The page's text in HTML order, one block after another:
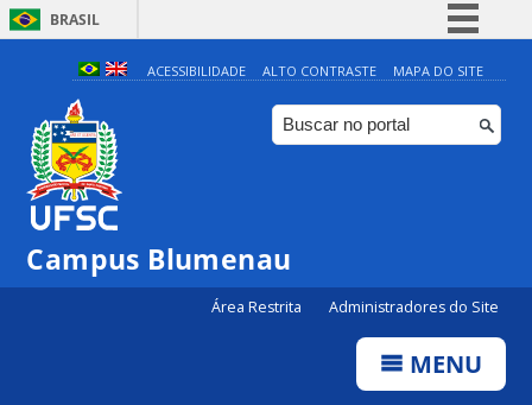
BRASIL
Simplifique!
Comunica BR
Participe
ACESSIBILIDADE ALTO CONTRASTE MAPA DO SITE
Campus Blumenau
Área Restrita Administradores do Site
MENU